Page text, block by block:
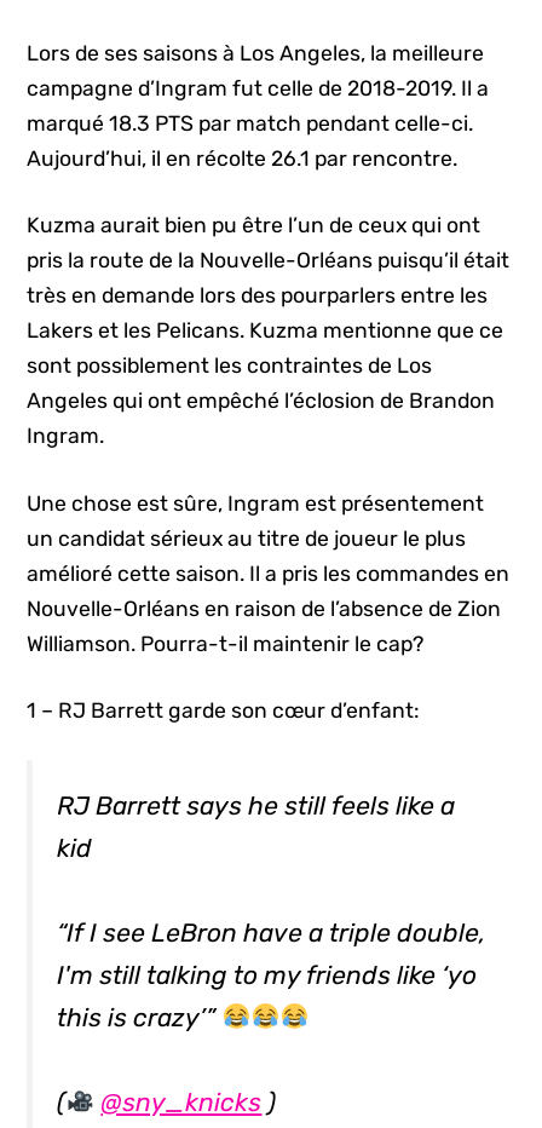
Lors de ses saisons à Los Angeles, la meilleure
campagne d’Ingram fut celle de 2018-2019. Il a
marqué 18.3 PTS par match pendant celle-ci.
Aujourd’hui, il en récolte 26.1 par rencontre.
Kuzma aurait bien pu être l’un de ceux qui ont
pris la route de la Nouvelle-Orléans puisqu’il était
très en demande lors des pourparlers entre les
Lakers et les Pelicans. Kuzma mentionne que ce
sont possiblement les contraintes de Los
Angeles qui ont empêché l’éclosion de Brandon
Ingram.
Une chose est sûre, Ingram est présentement
un candidat sérieux au titre de joueur le plus
amélioré cette saison. Il a pris les commandes en
Nouvelle-Orléans en raison de l’absence de Zion
Williamson. Pourra-t-il maintenir le cap?
1 – RJ Barrett garde son cœur d’enfant:
RJ Barrett says he still feels like a
kid
“If I see LeBron have a triple double,
I'm still talking to my friends like ‘yo
this is crazy’”
( @sny_knicks )